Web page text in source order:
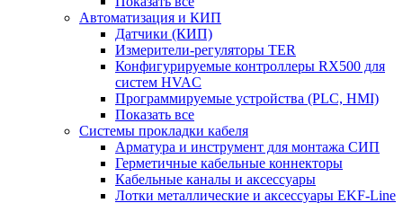
Автоматизация и КИП
Датчики (КИП)
Измерители-регуляторы TER
Конфигурируемые контроллеры RX500 для
систем HVAC
Программируемые устройства (PLC, HMI)
Показать все
Системы прокладки кабеля
Арматура и инструмент для монтажа СИП
Герметичные кабельные коннекторы
Кабельные каналы и аксессуары
Лотки металлические и аксессуары EKF-Line